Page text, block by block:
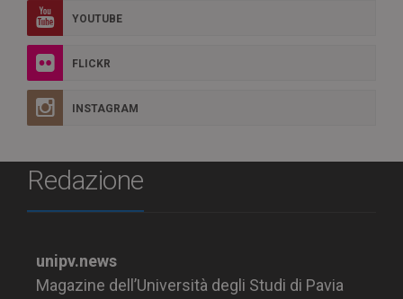
YOUTUBE
FLICKR
INSTAGRAM
Redazione
unipv.news
Magazine dell’Università degli Studi di Pavia